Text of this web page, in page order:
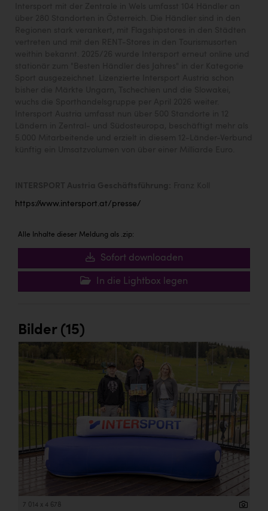
https://www.intersport.at/presse/
Alle Inhalte dieser Meldung als .zip:
Sofort downloaden
In die Lightbox legen
Bilder (15)
7 014 x 4 678